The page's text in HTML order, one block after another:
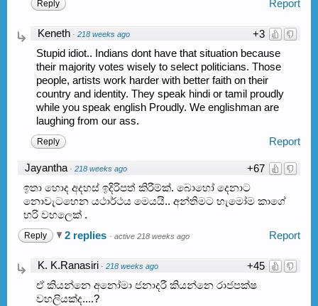
Report
Reply
+3
Keneth · 218 weeks ago
Stupid idiot.. Indians dont have that situation because
their majority votes wisely to select politicians. Those
people, artists work harder with better faith on their
country and identity. They speak hindi or tamil proudly
while you speak english Proudly. We englishman are
laughing from our ass.
Report
Reply
+67
Jayantha · 218 weeks ago
ඉතා හොද අදහස් ඉදිරිපත් කිරීම්ක්. බොහෝ දෙනාට
නොවැටහෙන යථාර්ථය මෙයයි.. අන්තිමට හැමෝම කාගේ
හරි වහලෙක් .
Report
Reply 2 replies · active 218 weeks ago
+45
K. K.Ranasiri · 218 weeks ago
ඒ කියන්නෙ අනෝමා ජනාදරී කියන්නෙ රාජපක්ෂ
වහලියක්ද....?